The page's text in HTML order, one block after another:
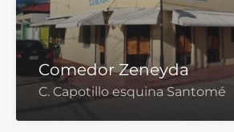
Comedor Zeneyda
C. Capotillo esquina Santomé